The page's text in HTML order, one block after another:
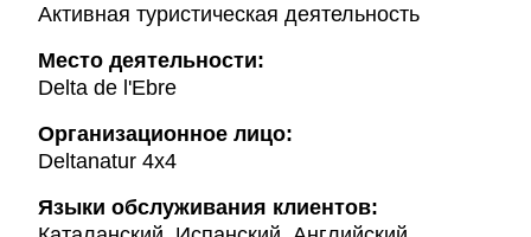
Активная туристическая деятельность
Mесто деятельности:
Delta de l'Ebre
Организационное лицо:
Deltanatur 4x4
Языки обслуживания клиентов: